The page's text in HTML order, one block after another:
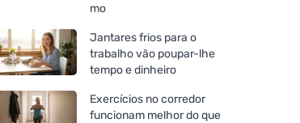
mo
Jantares frios para o
trabalho vão poupar-lhe
tempo e dinheiro
Exercícios no corredor
funcionam melhor do que